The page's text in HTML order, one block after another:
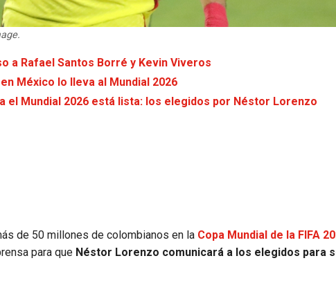
a Rafael Santos Borré y Kevin Viveros
México lo lleva al Mundial 2026
el Mundial 2026 está lista: los elegidos por Néstor Lorenzo
de 50 millones de colombianos en la Copa Mundial de la FIFA
para que Néstor Lorenzo comunicará a los elegidos para